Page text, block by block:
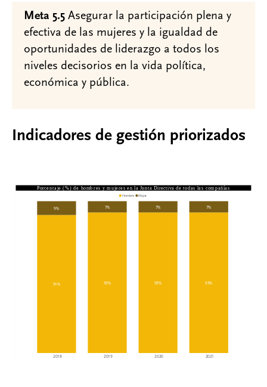
Meta 5.5 Asegurar la participación plena y
efectiva de las mujeres y la igualdad de
oportunidades de liderazgo a todos los
niveles decisorios en la vida política,
económica y pública.
Indicadores de gestión priorizados